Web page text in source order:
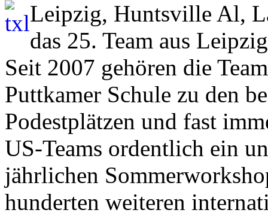
Leipzig, Huntsville Al,
das 25. Team aus
Seit 2007 gehören die
Puttkamer Schule zu den
Podestplätzen und fast
US-Teams ordentlich ein
jährlichen
hunderten weiteren